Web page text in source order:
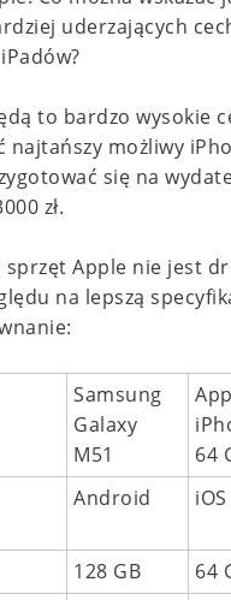
uderzających
to bardzo wysokie
najtańszy możliwy
się na
zł.
sprzęt Apple nie jest
na lepszą
Samsung
Galaxy
M51
64
Android iOS
128 GB
64